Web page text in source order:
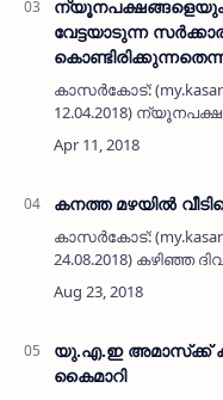
വേട്ടയാടുന്ന
കാസര്‍കോട്:
12.04.2018)
തൊഴിലാളികളെയും
ഇന്ത്യ ഭരിച്ചു
കനത്ത മഴയില്‍
കാസര്‍കോട്:
24.08.2018) കഴിഞ്ഞ
കാറ്റിലും മഴയിലും
നഗറില്‍ വീടിന്റെ
യു.എ.ഇ അമാസ്‌ക്ക്
കൈമാറി